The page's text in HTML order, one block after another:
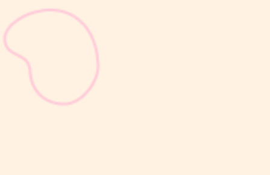
Selain berat badan, tinggi badan menjadi salah satu indikator
utama untuk menilai apakah tumbuh kembang si Kecil berjalan